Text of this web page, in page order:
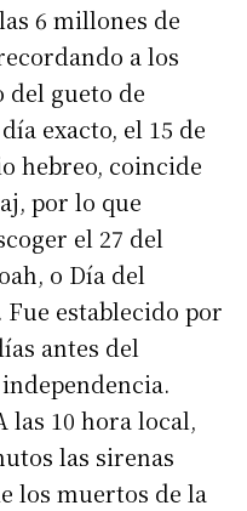
6 millones de
a los
del gueto de
exacto, el 15 de
hebreo, coincide
por lo que
el 27 del
o Día del
establecido por
antes del
las 10 hora local,
las sirenas
los muertos de la